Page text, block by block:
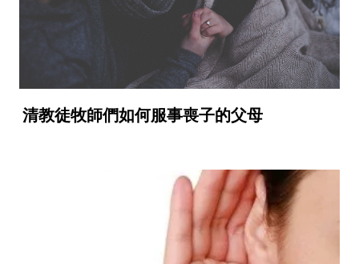
清教徒牧師們如何服事喪子的父母